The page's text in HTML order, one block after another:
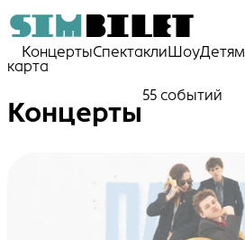
КонцертыСпектакли ШоуДетям
карта
Концерты
55 событий